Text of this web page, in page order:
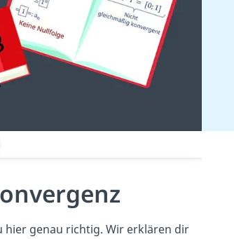
hier genau richtig. Wir erklären dir